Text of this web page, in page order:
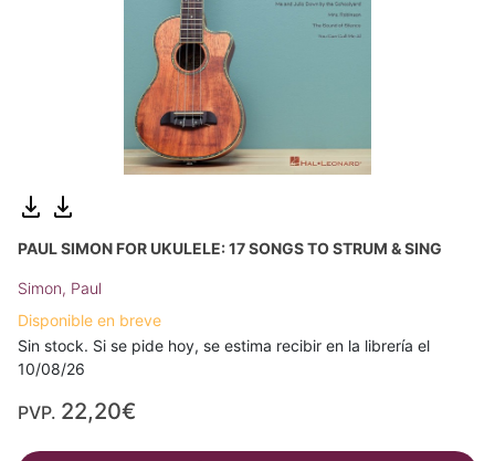
PAUL SIMON FOR UKULELE: 17 SONGS TO STRUM & SING
Simon, Paul
Disponible en breve
Sin stock. Si se pide hoy, se estima recibir en la librería el
10/08/26
PVP. 22,20€